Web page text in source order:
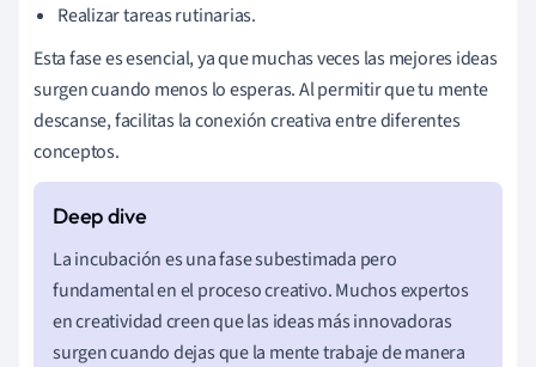
Realizar tareas rutinarias.
Esta fase es esencial, ya que muchas veces las mejores ideas
surgen cuando menos lo esperas. Al permitir que tu mente
descanse, facilitas la conexión creativa entre diferentes
conceptos.
La incubación es una fase subestimada pero
fundamental en el proceso creativo. Muchos expertos
en creatividad creen que las ideas más innovadoras
surgen cuando dejas que la mente trabaje de manera